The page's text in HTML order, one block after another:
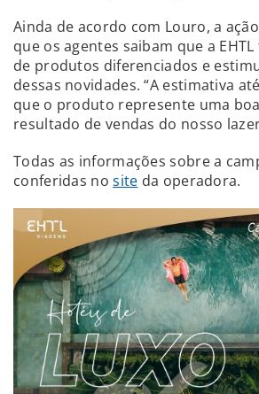
Ainda de acordo com Louro, a
que os agentes saibam que a
de produtos diferenciados e
dessas novidades. “A estimativa
que o produto represente uma
resultado de vendas do nosso
Todas as informações sobre a
conferidas nosite da operadora.